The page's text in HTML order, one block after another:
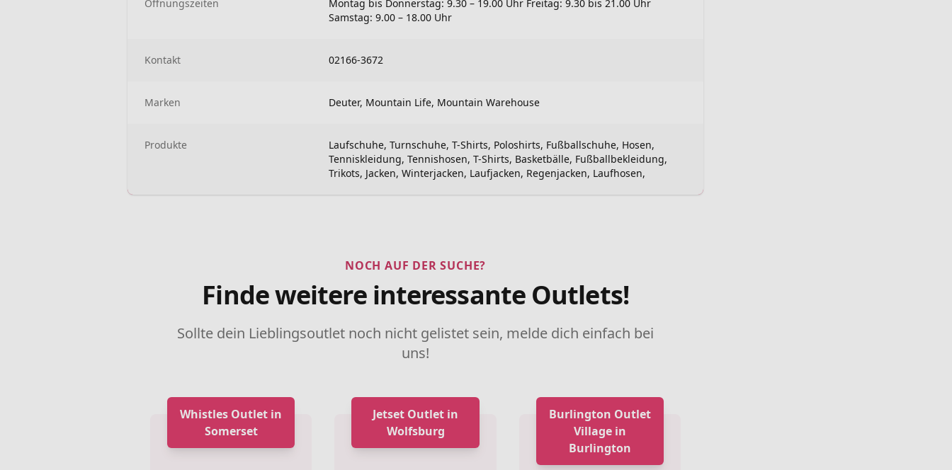
Öffnungszeiten
Montag bis Donnerstag: 9.30 – 19.00 Uhr Freitag: 9.30 bis 21.00 Uhr
Samstag: 9.00 – 18.00 Uhr
Kontakt 02166-3672
Marken Deuter, Mountain Life, Mountain Warehouse
Produkte
Laufschuhe, Turnschuhe, T-Shirts, Poloshirts, Fußballschuhe, Hosen,
Tenniskleidung, Tennishosen, T-Shirts, Basketbälle, Fußballbekleidung,
Trikots, Jacken, Winterjacken, Laufjacken, Regenjacken, Laufhosen,
NOCH AUF DER SUCHE?
Finde weitere interessante Outlets!
Sollte dein Lieblingsoutlet noch nicht gelistet sein, melde dich einfach bei
uns!
Whistles Outlet in
Somerset
Jetset Outlet in
Wolfsburg
Burlington Outlet
Village in
Burlington